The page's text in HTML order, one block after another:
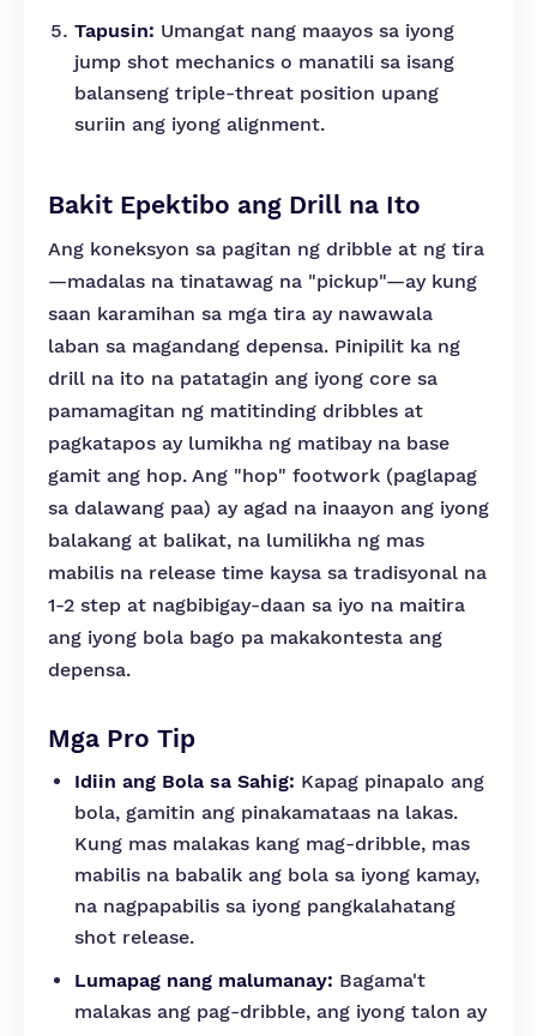
Tapusin: Umangat nang maayos sa iyong
jump shot mechanics o manatili sa isang
balanseng triple-threat position upang
suriin ang iyong alignment.
Bakit Epektibo ang Drill na Ito
Ang koneksyon sa pagitan ng dribble at ng tira
—madalas na tinatawag na "pickup"—ay kung
saan karamihan sa mga tira ay nawawala
laban sa magandang depensa. Pinipilit ka ng
drill na ito na patatagin ang iyong core sa
pamamagitan ng matitinding dribbles at
pagkatapos ay lumikha ng matibay na base
gamit ang hop. Ang "hop" footwork (paglapag
sa dalawang paa) ay agad na inaayon ang iyong
balakang at balikat, na lumilikha ng mas
mabilis na release time kaysa sa tradisyonal na
1-2 step at nagbibigay-daan sa iyo na maitira
ang iyong bola bago pa makakontesta ang
depensa.
Mga Pro Tip
Idiin ang Bola sa Sahig: Kapag pinapalo ang
bola, gamitin ang pinakamataas na lakas.
Kung mas malakas kang mag-dribble, mas
mabilis na babalik ang bola sa iyong kamay,
na nagpapabilis sa iyong pangkalahatang
shot release.
Lumapag nang malumanay: Bagama't
malakas ang pag-dribble, ang iyong talon ay